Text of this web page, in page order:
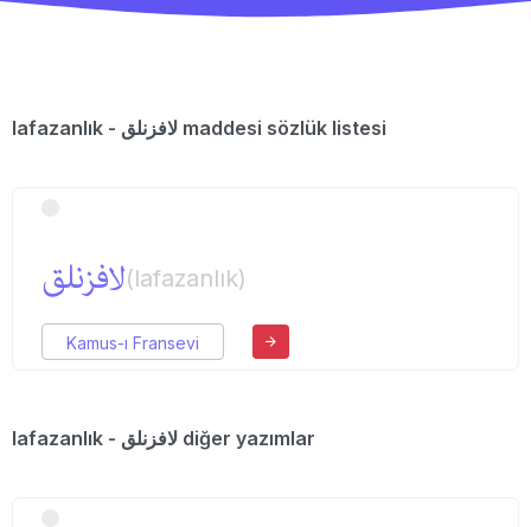
lafazanlık - لافزنلق maddesi sözlük listesi
لافزنلق(lafazanlık)
Kamus-ı Fransevi
lafazanlık - لافزنلق diğer yazımlar